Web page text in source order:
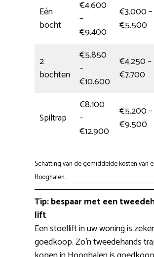
Eén
bocht
€4.600
–
€9.400
€3.000 –
€5.500
2
bochten
€5.850
–
€10.600
€4.250 –
€7.700
Spiltrap
€8.100
–
€12.900
€5.200 –
€9.500
Schatting van de gemiddelde kosten van
Hooghalen.
Tip: bespaar met een
lift
Een stoellift in uw woning is
goedkoop. Zo’n tweedehands